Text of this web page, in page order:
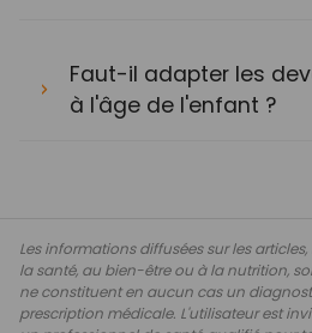
Faut-il adapter les
à l'âge de l'enfant ?
Les informations diffusées sur les
la santé, au bien-être ou à la nutrition,
ne constituent en aucun cas un
prescription médicale. L'utilisateur est